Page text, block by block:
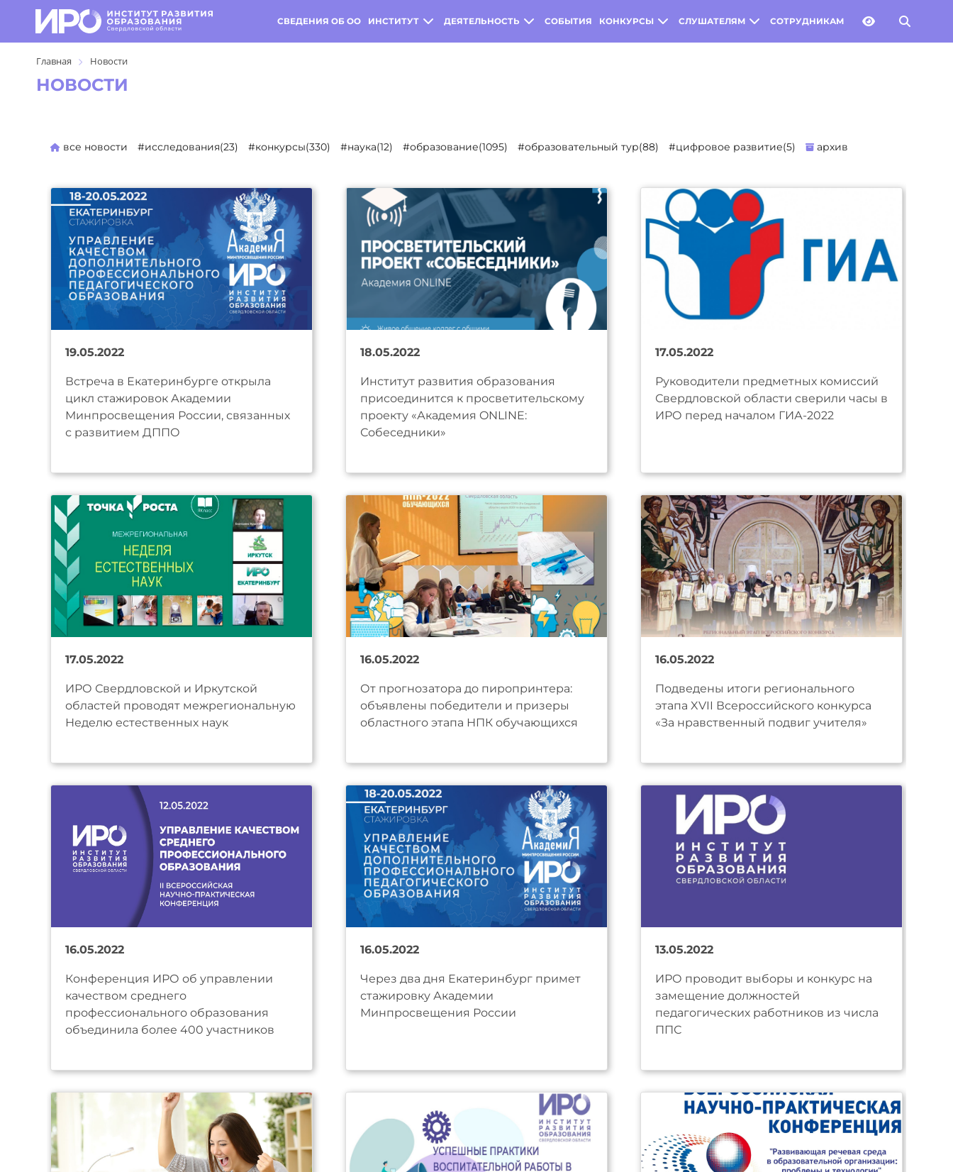
СВЕДЕНИЯ ОБ ОО ИНСТИТУТ ДЕЯТЕЛЬНОСТЬ СОБЫТИЯ КОНКУРСЫ СЛУШАТЕЛЯМ СОТРУДНИКАМ
Главная Новости
НОВОСТИ
все новости #исследования(23) #конкурсы(330) #наука(12) #образование(1095) #образовательный тур(88) #цифровое развитие(5) архив
19.05.2022
Встреча в Екатеринбурге открыла
цикл стажировок Академии
Минпросвещения России, связанных
с развитием ДППО
18.05.2022
Институт развития образования
присоединится к просветительскому
проекту «Академия ONLINE:
Собеседники»
17.05.2022
Руководители предметных комиссий
Свердловской области сверили часы в
ИРО перед началом ГИА-2022
17.05.2022
ИРО Свердловской и Иркутской
областей проводят межрегиональную
Неделю естественных наук
16.05.2022
От прогнозатора до пиропринтера:
объявлены победители и призеры
областного этапа НПК обучающихся
16.05.2022
Подведены итоги регионального
этапа XVII Всероссийского конкурса
«За нравственный подвиг учителя»
16.05.2022
Конференция ИРО об управлении
качеством среднего
профессионального образования
объединила более 400 участников
16.05.2022
Через два дня Екатеринбург примет
стажировку Академии
Минпросвещения России
13.05.2022
ИРО проводит выборы и конкурс на
замещение должностей
педагогических работников из числа
ППС